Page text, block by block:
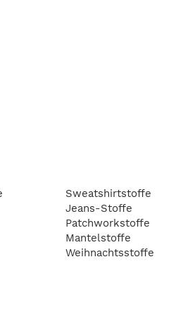
Sweatshirtstoffe
Jeans-Stoffe
Patchworkstoffe
Mantelstoffe
Weihnachtsstoffe